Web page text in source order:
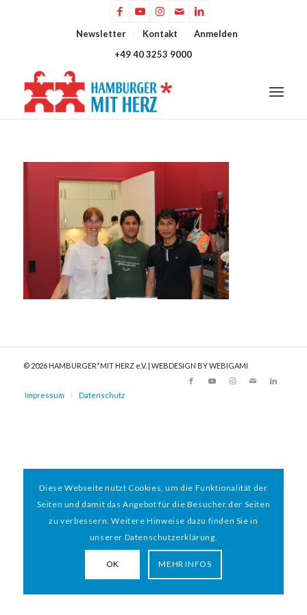
Newsletter Kontakt
Anmelden
+49 40 3253 9000
© 2026 HAMBURGER*MIT HERZ e.V. | WEBDESIGN BY WEBIGAMI
Impressum Datenschutz
Diese Webseite nutzt Cookies, um die Funktionalität der
Seiten und damit das Angebot für die Besucher der Seiten
zu verbessern. Weitere Hinweise dazu finden Sie in
unserer Datenschutzerklärung.
OK MEHR INFOS